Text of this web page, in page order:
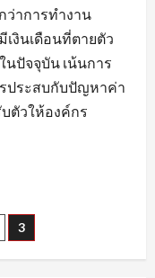
ว่าการทำงาน
งินเดือนที่ตายตัว
นปัจจุบัน เน้นการ
ประสบกับปัญหาค่า
ตัวให้องค์กร
3